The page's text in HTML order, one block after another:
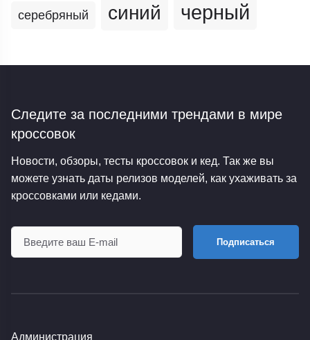
серебряный синий черный
Следите за последними трендами в мире
кроссовок
Новости, обзоры, тесты кроссовок и кед. Так же вы
можете узнать даты релизов моделей, как ухаживать за
кроссовками или кедами.
Подписаться
Администрация